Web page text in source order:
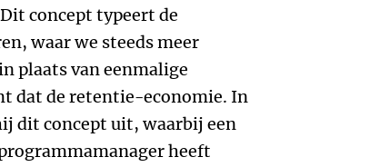
concept typeert de
waar we steeds meer
plaats van eenmalige
dat de retentie-economie. In
dit concept uit, waarbij een
heeft